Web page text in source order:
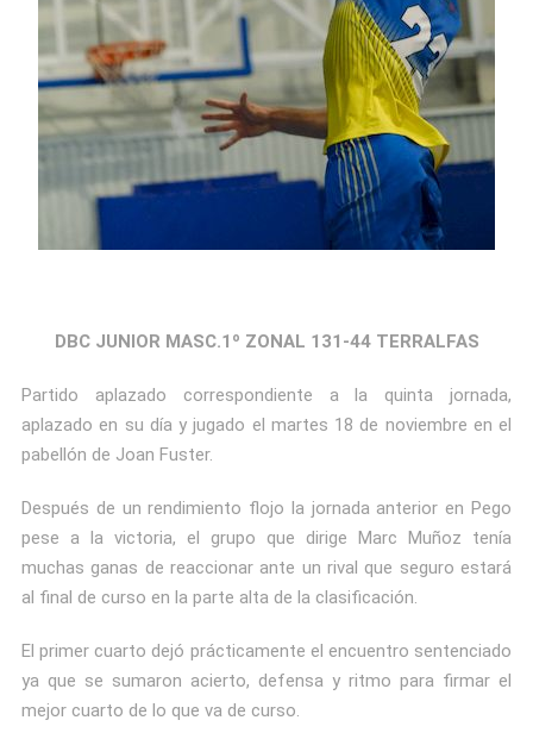
DBC JUNIOR MASC.1º ZONAL 131-44 TERRALFAS
Partido aplazado correspondiente a la quinta jornada,
aplazado en su día y jugado el martes 18 de noviembre en el
pabellón de Joan Fuster.
Después de un rendimiento flojo la jornada anterior en Pego
pese a la victoria, el grupo que dirige Marc Muñoz tenía
muchas ganas de reaccionar ante un rival que seguro estará
al final de curso en la parte alta de la clasificación.
El primer cuarto dejó prácticamente el encuentro sentenciado
ya que se sumaron acierto, defensa y ritmo para firmar el
mejor cuarto de lo que va de curso.